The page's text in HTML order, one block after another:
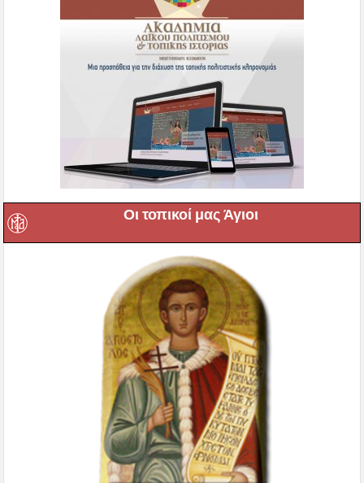
Οι τοπικοί μας Άγιοι